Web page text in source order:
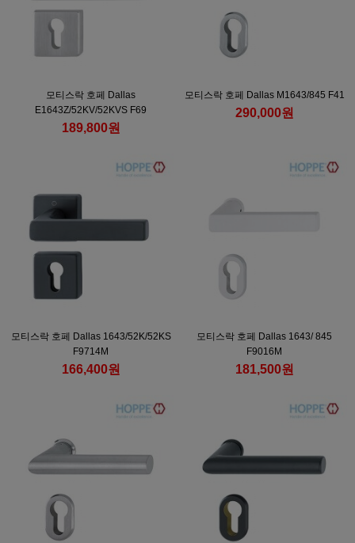
모티스락 호페 Dallas
E1643Z/52KV/52KVS F69
189,800원
모티스락 호페 Dallas M1643/845 F41
290,000원
모티스락 호페 Dallas 1643/52K/52KS
F9714M
166,400원
모티스락 호페 Dallas 1643/ 845
F9016M
181,500원